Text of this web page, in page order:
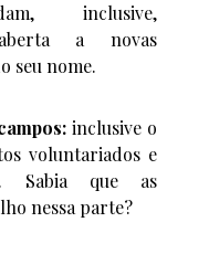
inclusive,
a novas
seu nome.
inclusive o
voluntariados e
Sabia que as
nessa parte?